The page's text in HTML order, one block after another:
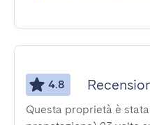
4.8
Questa proprietà è